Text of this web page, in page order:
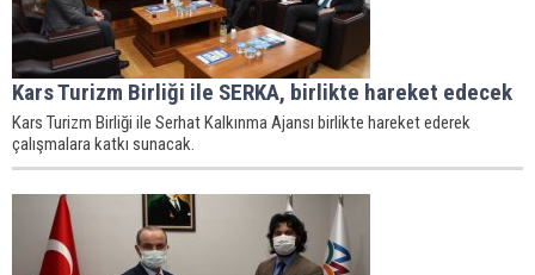
Kars Turizm Birliği ile SERKA, birlikte hareket edecek
Kars Turizm Birliği ile Serhat Kalkınma Ajansı birlikte hareket ederek
çalışmalara katkı sunacak.